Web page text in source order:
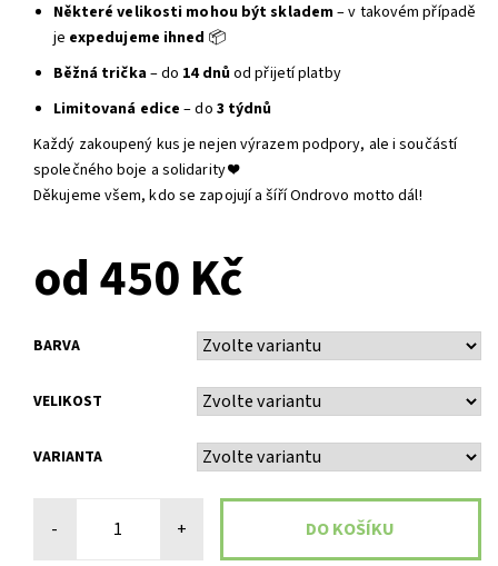
Některé velikosti mohou být skladem– v takovém případě
je expedujeme ihned 📦
Běžná trička– do 14 dnůod přijetí platby
Limitovaná edice – do 3 týdnů
Každý zakoupený kus je nejen výrazem podpory, ale i součástí
společného boje a solidarity ❤️
Děkujeme všem, kdo se zapojují a šíří Ondrovo motto dál!
od 450 Kč
BARVA
VELIKOST
VARIANTA
- +